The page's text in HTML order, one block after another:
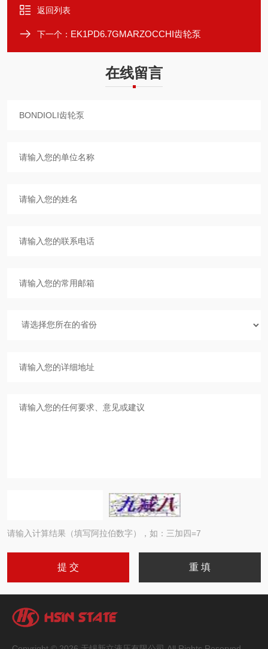
返回列表
下一个： EK1PD6.7GMARZOCCHI齿轮泵
在线留言
请输入计算结果（填写阿拉伯数字），如：三加四=7